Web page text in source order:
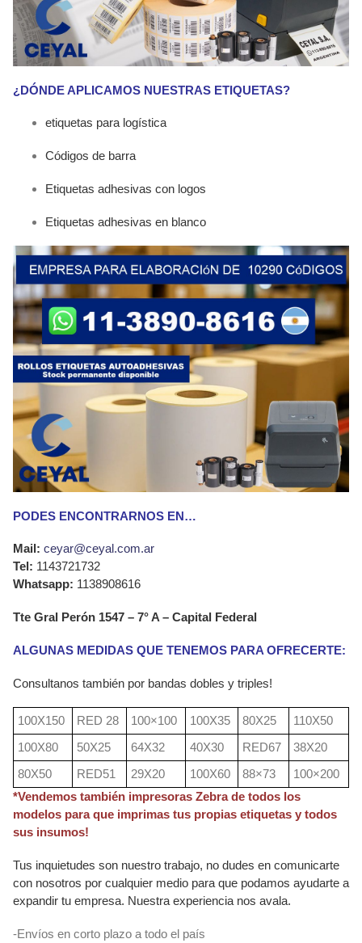
¿DÓNDE APLICAMOS NUESTRAS ETIQUETAS?
etiquetas para logística
Códigos de barra
Etiquetas adhesivas con logos
Etiquetas adhesivas en blanco
PODES ENCONTRARNOS EN…
Mail: ceyar@ceyal.com.ar
Tel: 1143721732
Whatsapp: 1138908616
Tte Gral Perón 1547 – 7° A – Capital Federal
ALGUNAS MEDIDAS QUE TENEMOS PARA OFRECERTE:
Consultanos también por bandas dobles y triples!
100X150 RED 28 100×100 100X35 80X25
110X50
100X80
50X25 64X32 40X30 RED67
38X20
80X50
RED51 29X20 100X60 88×73
100×200
*Vendemos también impresoras Zebra de todos los
modelos para que imprimas tus propias etiquetas y todos
sus insumos!
Tus inquietudes son nuestro trabajo, no dudes en comunicarte
con nosotros por cualquier medio para que podamos ayudarte a
expandir tu empresa. Nuestra experiencia nos avala.
-Envíos en corto plazo a todo el país